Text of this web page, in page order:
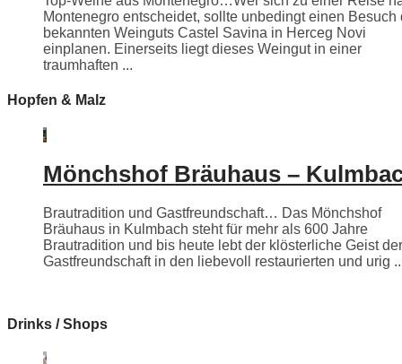
Montenegro entscheidet, sollte unbedingt einen Besuch
bekannten Weinguts Castel Savina in Herceg Novi
einplanen. Einerseits liegt dieses Weingut in einer
traumhaften ...
Hopfen & Malz
Mönchshof Bräuhaus –
Brautradition und Gastfreundschaft… Das Mönchshof
Bräuhaus in Kulmbach steht für mehr als 600 Jahre
Brautradition und bis heute lebt der klösterliche Geist der
Gastfreundschaft in den liebevoll restaurierten und urig
Drinks / Shops